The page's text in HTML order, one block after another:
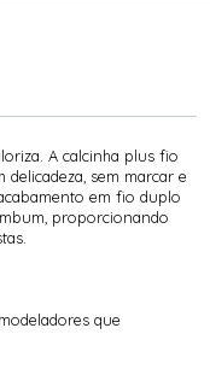
A calcinha plus fio
sem marcar e
em fio duplo
proporcionando
que